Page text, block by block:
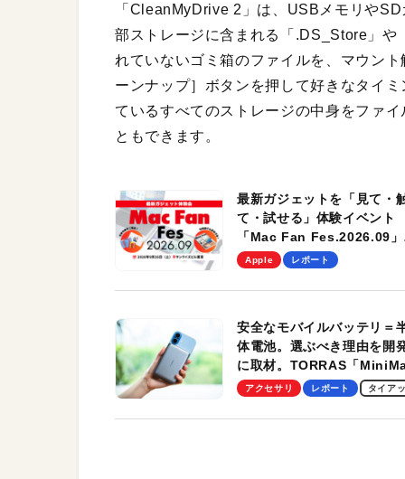
「CleanMyDrive 2」は、USBメモリや
部ストレージに含まれる「.DS_Store」
れていないゴミ箱のファイルを、マウン
ーンナップ］ボタンを押して好きなタイ
ているすべてのストレージの中身をファ
ともできます。
最新ガジェットを「見て・
て・試せる」体験イベント
「Mac Fan Fes.2026.09」
を、9月26日（土）に開催
Apple レポート
安全なモバイルバッテリ＝
体電池。選ぶべき理由を開
に取材。TORRAS「
Pro」の実機レビューも
アクセサリ レポート タイア